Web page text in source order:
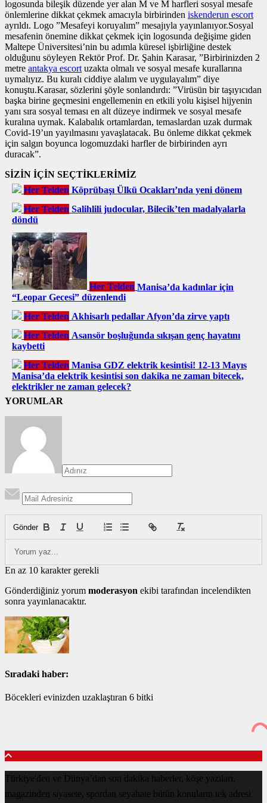
logosunda bileşik düzende yer alan M ve M harfleri sosyal mesafe
önlemlerine dikkat çekmek amacıyla birbirinden iskenderun escort
ayrıldı. Logo ”Mesafeyi koruyalım” mesajıyla yayınlanıyor.Sosyal
mesafenin önemine dikkat çekmek için logosunda değişime giden
Maltepe Üniversitesi’nin bu adımla küresel işbirliğine destek
olduğunu söyleyen Rektör Prof. Dr. Şahin Karasar, ”Birbirinizden 2
metre antakya escort uzakta olmalı ve sosyal mesafe kurallarına
uymalıyız. Bu kuralı ciddiye alalım ve uygulayalım” diye
konuştu.Karasar, sözlerini şöyle sonlandırdı: ”Virüsün bir taşıyıcıdan
başka birine geçmesini engellemenin en etkili yolu kişisel hijyenin
yanı sıra sosyal teması en alt düzeye indirmek ve sosyal mesafe
kuralına uymak. Kalabalık ortamlardan, temaslardan uzak durmak
Covid-19’un yayılmasını yavaşlatacak. Bu önleme dikkat çekmek
için salgın boyunca logomuzdaki harfler de birbirinden ayrı
duracak”.
SİZİN İÇİN SEÇTİKLERİMİZ
Her Telden Köprübaşı Ülkü Ocakları’nda yeni dönem
Her Telden Salihlili judocular, Bilecik’ten madalyalarla
döndü
Her Telden Manisa’da kadınlar için
“Leopar Gecesi” düzenlendi
Her Telden Akhisarlı pedallar Afyon’da zirve yaptı
Her Telden Asansör boşluğunda sıkışan genç hayatını
kaybetti
Her Telden Manisa GDZ elektrik kesintisi! 12-13 Mayıs
Manisa’da elektrik kesintisi son dakika ne zaman bitecek,
elektrikler ne zaman gelecek?
YORUMLAR
Gönder
En az 10 karakter gerekli
Gönderdiğiniz yorum moderasyon ekibi tarafından incelendikten
sonra yayınlanacaktır.
Sıradaki haber:
Böcekleri evinizden uzaklaştıran 6 bitki
Türkiye'den ve Dünya’dan son dakika haberler, köşe yazıları,
magazinden siyasete, spordan seyahate bütün konuların tek adresi